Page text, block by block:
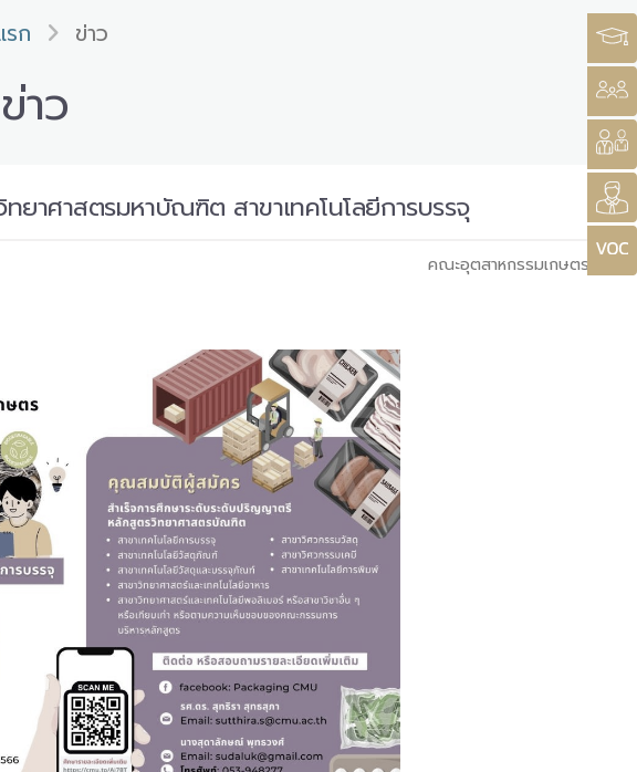
รก ข่าว
ข่าว
าศาสตรมหาบัณฑิต สาขาเทคโนโลยีการบรรจุ
คณะอุตสาหกรรมเกษตร